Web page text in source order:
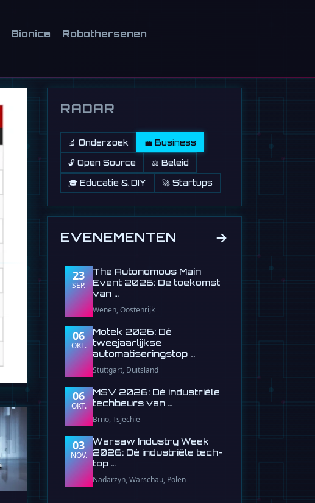
Bionica Robothersenen
RADAR
🔬 Onderzoek 💼 Business
🔓 Open Source ⚖️ Beleid
🎓 Educatie & DIY 🚀 Startups
EVENEMENTEN →
23
SEP.
The Autonomous Main
Event 2026: De toekomst
van …
Wenen, Oostenrijk
06
OKT.
Motek 2026: Dé
tweejaarlijkse
automatiseringstop …
Stuttgart, Duitsland
06
OKT.
MSV 2026: Dé industriële
techbeurs van …
Brno, Tsjechië
03
NOV.
Warsaw Industry Week
2026: Dé industriële tech-
top …
Nadarzyn, Warschau, Polen